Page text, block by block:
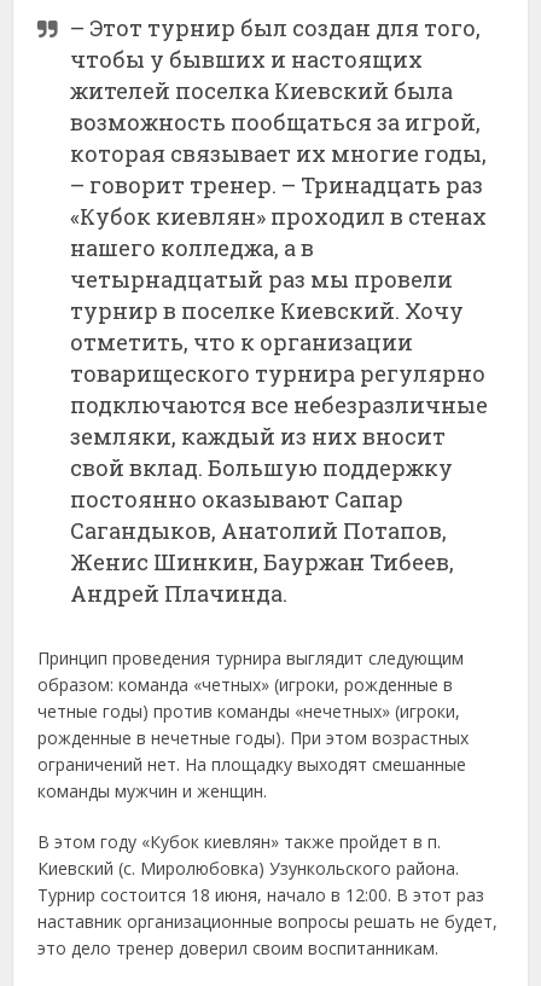
– Этот турнир был создан для того,
чтобы у бывших и настоящих
жителей поселка Киевский была
возможность пообщаться за игрой,
которая связывает их многие годы,
– говорит тренер. – Тринадцать раз
«Кубок киевлян» проходил в стенах
нашего колледжа, а в
четырнадцатый раз мы провели
турнир в поселке Киевский. Хочу
отметить, что к организации
товарищеского турнира регулярно
подключаются все небезразличные
земляки, каждый из них вносит
свой вклад. Большую поддержку
постоянно оказывают Сапар
Сагандыков, Анатолий Потапов,
Женис Шинкин, Бауржан Тибеев,
Андрей Плачинда.
Принцип проведения турнира выглядит следующим
образом: команда «четных» (игроки, рожденные в
четные годы) против команды «нечетных» (игроки,
рожденные в нечетные годы). При этом возрастных
ограничений нет. На площадку выходят смешанные
команды мужчин и женщин.
В этом году «Кубок киевлян» также пройдет в п.
Киевский (с. Миролюбовка) Узункольского района.
Турнир состоится 18 июня, начало в 12:00. В этот раз
наставник организационные вопросы решать не будет,
это дело тренер доверил своим воспитанникам.